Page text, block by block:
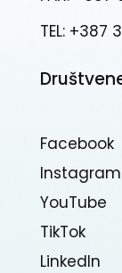
TEL: +387
Facebook
Instagram
YouTube
TikTok
Linkedln